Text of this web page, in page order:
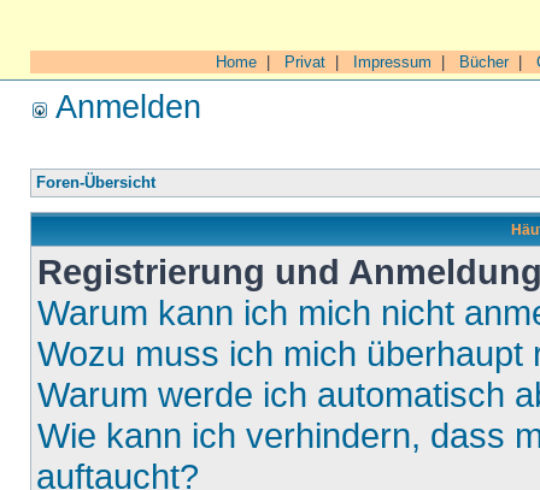
Home Privat Impressum Bücher|
Anmelden
Foren-Übersicht
Registrierung und
Warum kann ich mich nicht
Wozu muss ich mich überhaupt
Warum werde ich automatisch
Wie kann ich verhindern, dass
auftaucht?